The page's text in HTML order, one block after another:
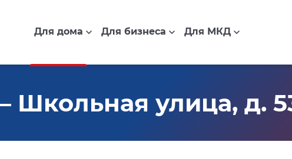
Для дома Для бизнеса Для МКД
Школьная улица, д.